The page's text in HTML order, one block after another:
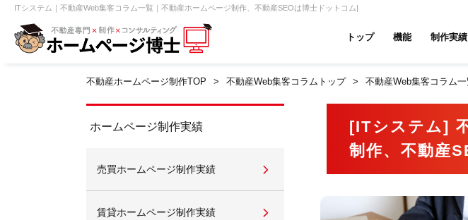
ITシステム｜不動産Web集客コラム一覧｜不動産ホームページ制作、不動産SEOは博士ドットコム|
トップ 機能
【売買】機能一覧 【売却】機能一覧 【賃貸】機能一覧
制作実績
アパマンショップ
ホームページ無料診断 クイックホームページ無料診断
不動産ホームページ制作TOP 不動産Web集客コラムトップ 不動産Web集客コラム一
ホームページ制作実績
売買ホームページ制作実績
賃貸ホームページ制作実績
[ITシステム]
制作、不動産